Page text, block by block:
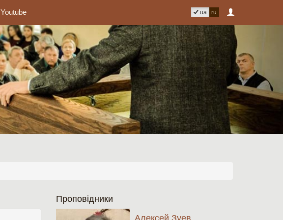
Youtube ua ru
Проповідники
Алексей Зуев